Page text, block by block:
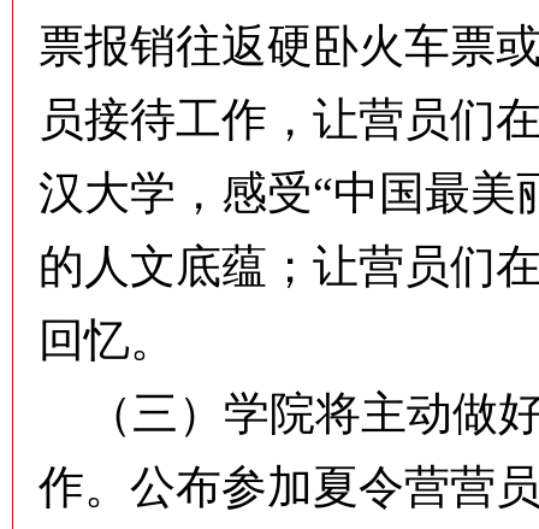
票报销往返硬卧火车票
员接待工作，让营员们
汉大学，感受“中国最美
的人文底蕴；让营员们
回忆。
（三）学院将主动做
作。公布参加夏令营营